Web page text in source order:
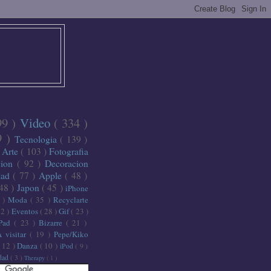
) Video ( 334 )
) Tecnologia ( 139 )
Arte ( 103 ) Fotografia
( 92 )Decoracion
( 77 ) Apple ( 48 )
) Japon ( 45 ) iPhone
) Moda ( 35 )Recyclarte
) Eventos ( 28 )Gif( 23 )
( 23 ) Bizarre ( 21 )
visitar ( 19 ) Pepe/Kiko
12 )Danza ( 10 ) iPod ( 9 )
( 3 ) Therapy ( 1 )